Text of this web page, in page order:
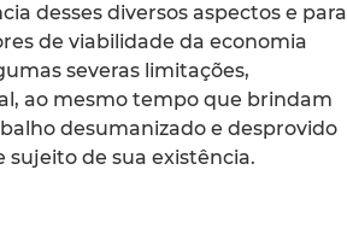
desses diversos aspectos e para
de viabilidade da economia
severas limitações,
ao mesmo tempo que brindam
desumanizado e desprovido
de sua existência.